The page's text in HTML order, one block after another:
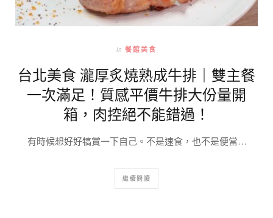
In 餐館美食
台北美食 瀧厚炙燒熟成牛排｜雙主餐
一次滿足！質感平價牛排大份量開
箱，肉控絕不能錯過！
有時候想好好犒賞一下自己。不是速食，也不是便當…
繼續閱讀